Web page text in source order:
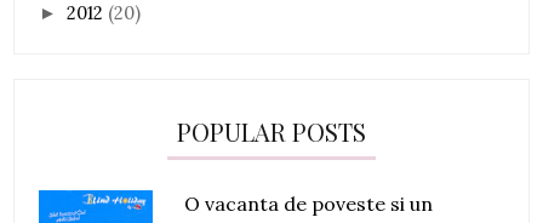
►2012 (20)
POPULAR POSTS
O vacanta de poveste si un